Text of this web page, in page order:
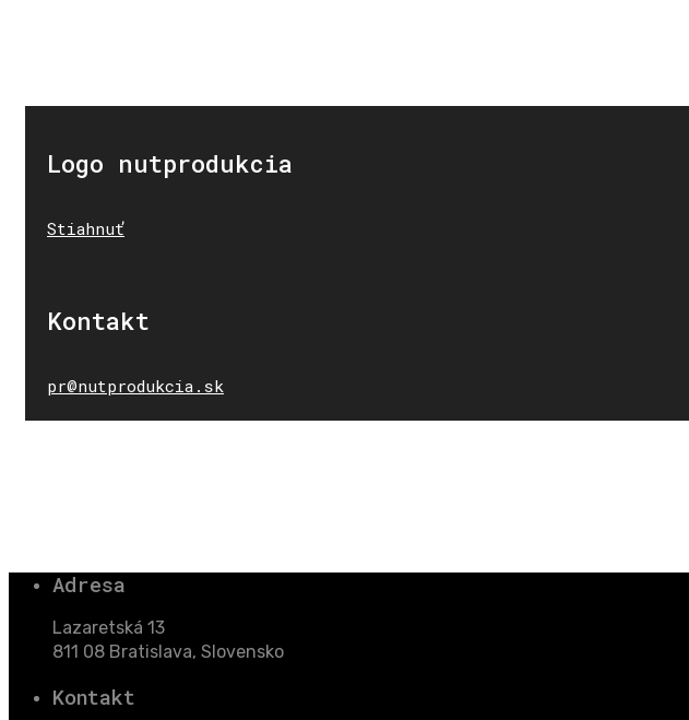
Logo nutprodukcia
Stiahnuť
Kontakt
pr@nutprodukcia.sk
Adresa
Lazaretská 13
811 08 Bratislava, Slovensko
Kontakt